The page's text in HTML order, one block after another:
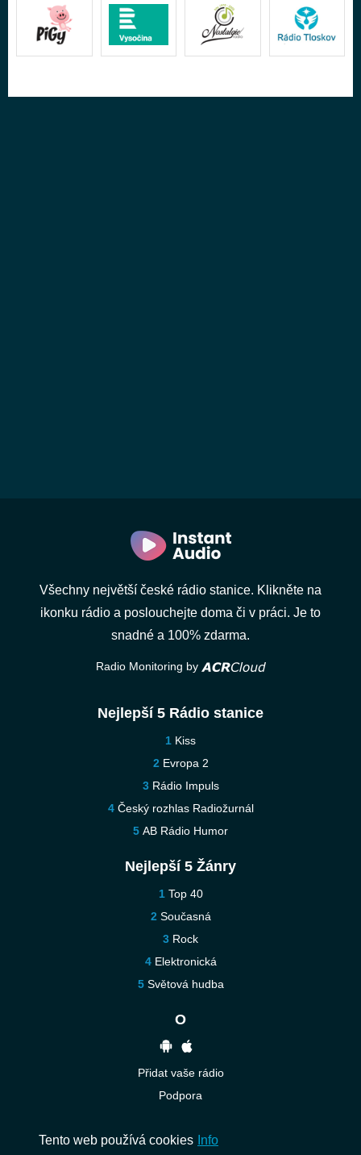
Všechny největší české rádio stanice. Klikněte na
ikonku rádio a poslouchejte doma či v práci. Je to
snadné a 100% zdarma.
Radio Monitoring by
Nejlepší 5 Rádio stanice
Kiss
Evropa 2
Rádio Impuls
Český rozhlas Radiožurnál
AB Rádio Humor
Nejlepší 5 Žánry
Top 40
Současná
Rock
Elektronická
Světová hudba
O
Přidat vaše rádio
Podpora
Tento web používá cookies Info